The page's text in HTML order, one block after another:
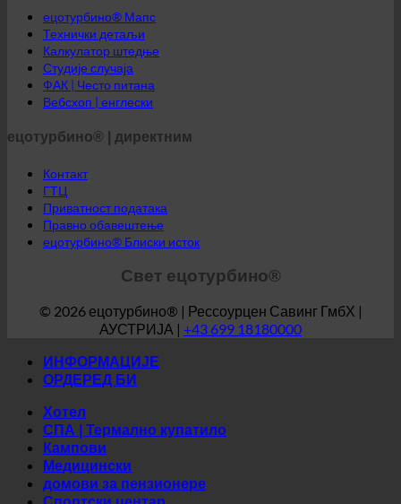
ецотурбино® Мапс
Технички детаљи
Калкулатор штедње
Студије случаја
ФАК | Често питана
Вебсхоп | енглески
ецотурбино® | директним
Контакт
ГТЦ
Приватност података
Правно обавештење
ецотурбино® Блиски исток
Свет ецотурбино®
© 2026 ецотурбино® | Рессоурцен Савинг ГмбХ |
АУСТРИЈА | +43 699 18180000
ИНФОРМАЦИЈЕ
ОРДЕРЕД БИ
Хотел
СПА | Термално купатило
Кампови
Медицински
домови за пензионере